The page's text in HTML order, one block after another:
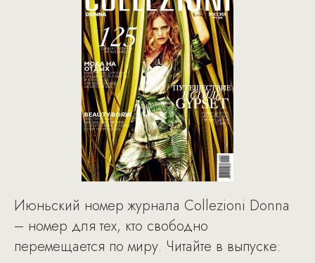
Июньский номер журнала Сollezioni Donna
– номер для тех, кто свободно
перемещается по миру. Читайте в выпуске: